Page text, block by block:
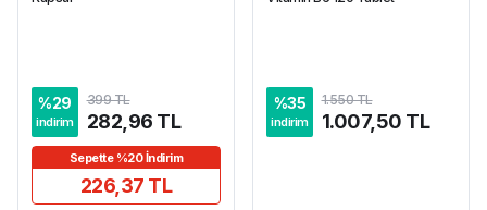
%29
indirim
399 TL
282,96 TL
Sepette %20 İndirim
226,37 TL
%35
indirim
1.550 TL
1.007,50 TL